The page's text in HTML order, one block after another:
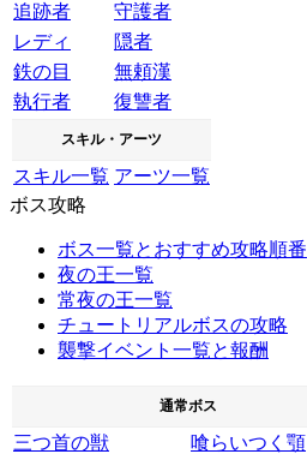
追跡者
守護者
レディ
隠者
鉄の目
無頼漢
執行者
復讐者
スキル・アーツ
スキル一覧 アーツ一覧
ボス攻略
ボス一覧とおすすめ攻略順番
夜の王一覧
常夜の王一覧
チュートリアルボスの攻略
襲撃イベント一覧と報酬
通常ボス
三つ首の獣
喰らいつく顎